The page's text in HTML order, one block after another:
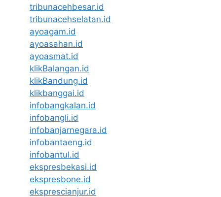
tribunacehbesar.id
tribunacehselatan.id
ayoagam.id
ayoasahan.id
ayoasmat.id
klikBalangan.id
klikBandung.id
klikbanggai.id
infobangkalan.id
infobangli.id
infobanjarnegara.id
infobantaeng.id
infobantul.id
ekspresbekasi.id
ekspresbone.id
eksprescianjur.id